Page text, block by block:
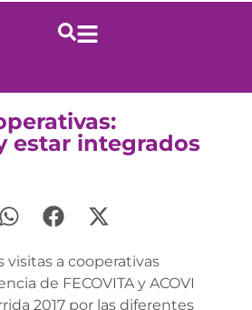
estar integrados
visitas a cooperativas
de FECOVITA y ACOVI
2017 por las diferentes